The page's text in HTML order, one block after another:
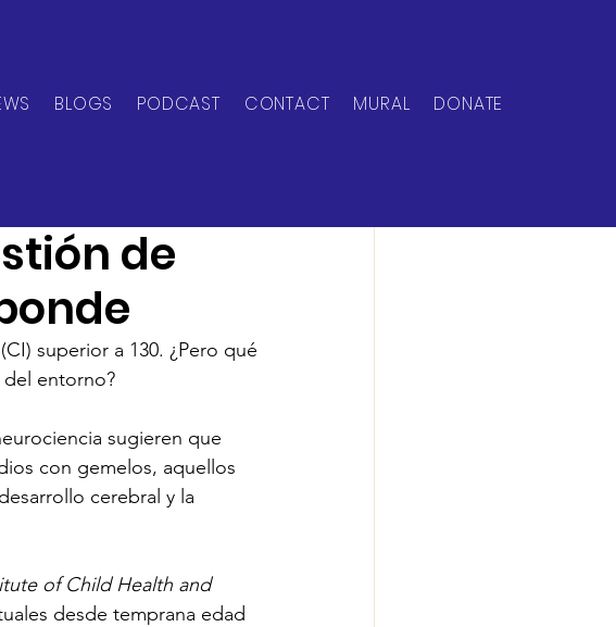
BLOGS PODCAST CONTACT MURAL DONATE
de
superior a 130. ¿Pero qué
del entorno?
sugieren que
con gemelos, aquellos
cerebral y la
of Child Health and
desde temprana edad